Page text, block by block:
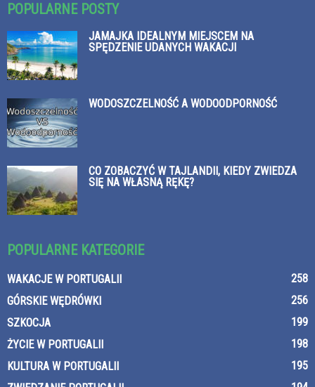
POPULARNE POSTY
JAMAJKA IDEALNYM MIEJSCEM NA
SPĘDZENIE UDANYCH WAKACJI
WODOSZCZELNOŚĆ A WODOODPORNOŚĆ
CO ZOBACZYĆ W TAJLANDII, KIEDY ZWIEDZA
SIĘ NA WŁASNĄ RĘKĘ?
POPULARNE KATEGORIE
WAKACJE W PORTUGALII
258
GÓRSKIE WĘDRÓWKI
256
SZKOCJA
199
ŻYCIE W PORTUGALII
198
KULTURA W PORTUGALII
195